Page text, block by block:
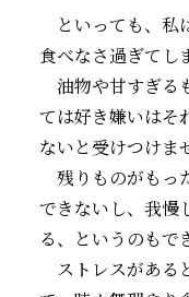
といっても、私
食べなさ過ぎてし
油物や甘すぎる
ては好き嫌いはそ
ないと受けつけま
残りものがもっ
できないし、我慢
る、というのもで
ストレスがある